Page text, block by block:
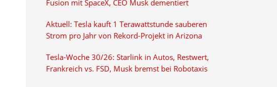
Fusion mit SpaceX, CEO Musk dementiert
Aktuell: Tesla kauft 1 Terawattstunde sauberen
Strom pro Jahr von Rekord-Projekt in Arizona
Tesla-Woche 30/26: Starlink in Autos, Restwert,
Frankreich vs. FSD, Musk bremst bei Robotaxis